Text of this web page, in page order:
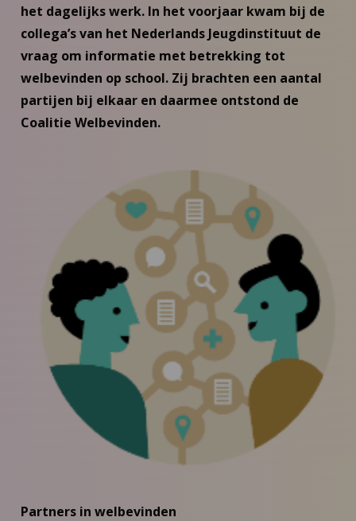
het dagelijks werk. In het voorjaar kwam bij de
collega’s van het Nederlands Jeugdinstituut de
vraag om informatie met betrekking tot
welbevinden op school. Zij brachten een aantal
partijen bij elkaar en daarmee ontstond de
Coalitie Welbevinden.
Partners in welbevinden